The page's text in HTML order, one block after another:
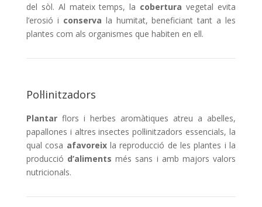
del sòl. Al mateix temps, la cobertura vegetal evita
l’erosió i conserva la humitat, beneficiant tant a les
plantes com als organismes que habiten en ell.
Pol·linitzadors
Plantarflors i herbes aromàtiques atreu a abelles,
papallones i altres insectes pol·linitzadors essencials, la
qual cosa afavoreix la reproducció de les plantes i la
producció d’aliments més sans i amb majors valors
nutricionals.